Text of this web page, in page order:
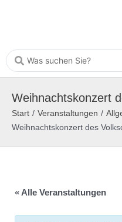
Weihnachtskonzert
Start / Veranstaltungen /
Weihnachtskonzert des
« Alle Veranstaltungen